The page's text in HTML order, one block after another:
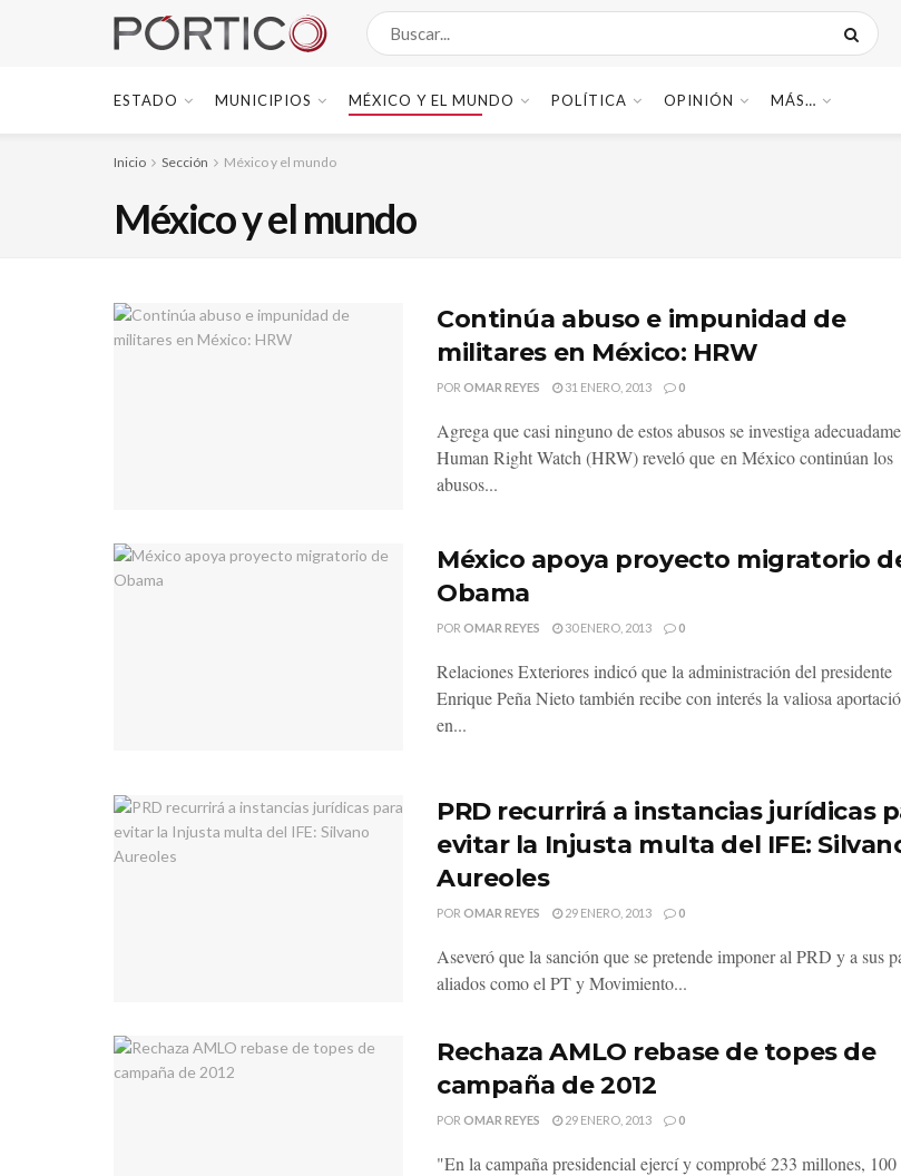
ESTADO MUNICIPIOS MÉXICO Y EL MUNDO POLÍTICA OPINIÓN MÁS…
Inicio Sección México y el mundo
México y el mundo
Continúa abuso e impunidad de
militares en México: HRW
POR OMAR REYES 31 ENERO, 2013 0
Agrega que casi ninguno de estos abusos se investiga
Human Right Watch (HRW) reveló que en México continúan los
abusos...
México apoya proyecto migratorio
Obama
POR OMAR REYES 30 ENERO, 2013 0
Relaciones Exteriores indicó que la administración del presidente
Enrique Peña Nieto también recibe con interés la valiosa
en...
PRD recurrirá a instancias jurídicas
evitar la Injusta multa del IFE:
Aureoles
POR OMAR REYES 29 ENERO, 2013 0
Aseveró que la sanción que se pretende imponer al PRD y a sus
aliados como el PT y Movimiento...
Rechaza AMLO rebase de topes de
campaña de 2012
POR OMAR REYES 29 ENERO, 2013 0
"En la campaña presidencial ejercí y comprobé 233 millones, 100